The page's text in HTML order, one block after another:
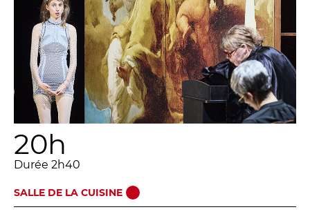
20h
Durée 2h40
SALLE DE LA CUISINE